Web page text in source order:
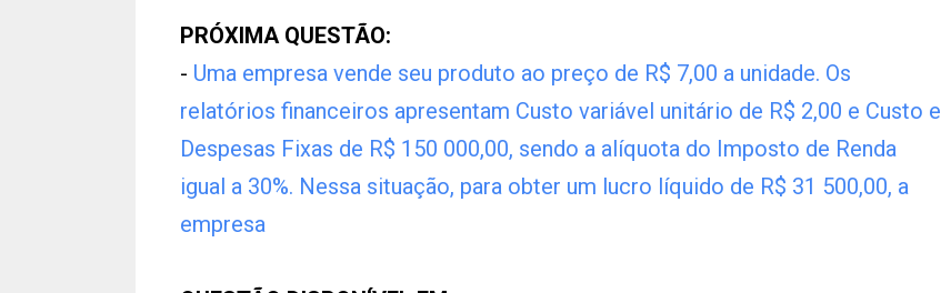
PRÓXIMA QUESTÃO:
- Uma empresa vende seu produto ao preço de R$ 7,00 a unidade. Os
relatórios financeiros apresentam Custo variável unitário de R$ 2,00 e Custo e
Despesas Fixas de R$ 150 000,00, sendo a alíquota do Imposto de Renda
igual a 30%. Nessa situação, para obter um lucro líquido de R$ 31 500,00, a
empresa